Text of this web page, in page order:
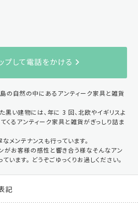
プして電話をかける
の自然の中にあるアンティーク家具と雑貨
黒い建物には、年に 3 回、北欧やイギリスよ
くるアンティーク家具と雑貨がぎっしり詰ま
メンテナンスも行っています。
がお客様の感性と響き合う様なそんなアン
います。 どうぞごゆっくりお過しください。
記